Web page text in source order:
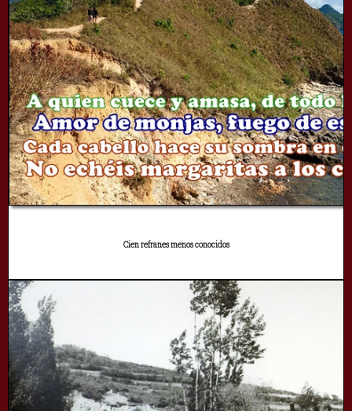
Cien refranes menos conocidos